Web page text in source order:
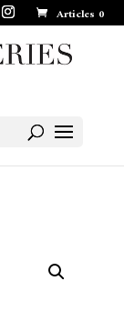
Articles 0